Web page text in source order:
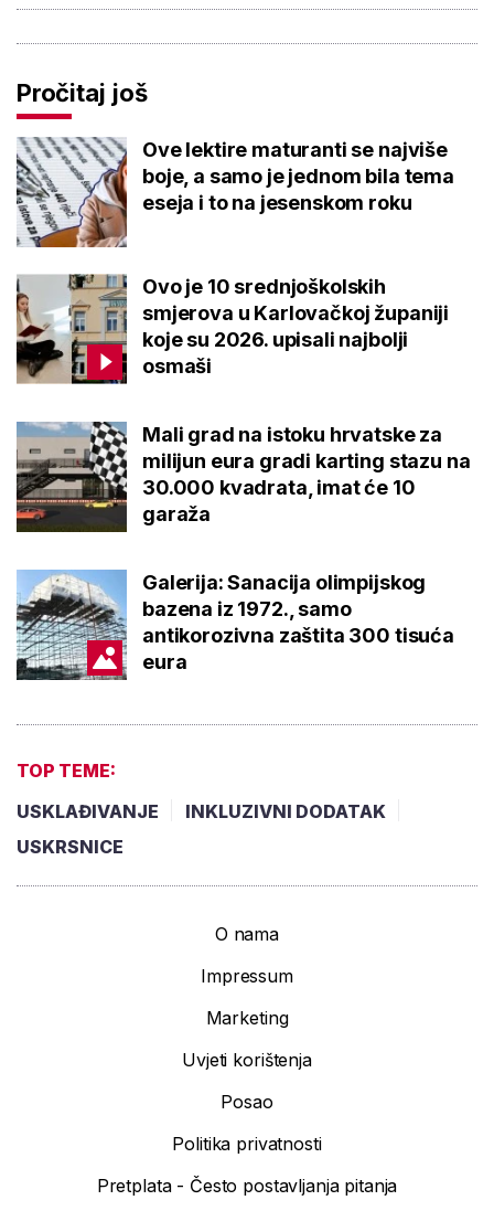
Pročitaj još
Ove lektire maturanti se najviše
boje, a samo je jednom bila tema
eseja i to na jesenskom roku
Ovo je 10 srednjoškolskih
smjerova u Karlovačkoj županiji
koje su 2026. upisali najbolji
osmaši
Mali grad na istoku hrvatske za
milijun eura gradi karting stazu na
30.000 kvadrata, imat će 10
garaža
Galerija: Sanacija olimpijskog
bazena iz 1972., samo
antikorozivna zaštita 300 tisuća
eura
TOP TEME:
USKLAĐIVANJE
INKLUZIVNI DODATAK
USKRSNICE
O nama
Impressum
Marketing
Uvjeti korištenja
Posao
Politika privatnosti
Pretplata - Često postavljanja pitanja